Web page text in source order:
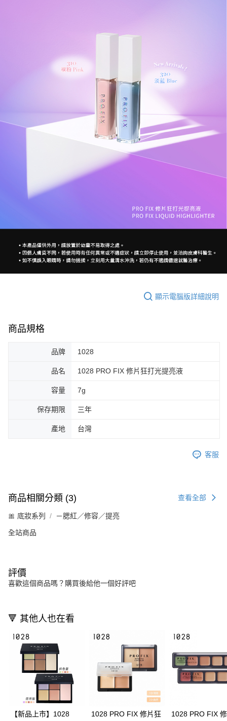
顯示電腦版詳細說明
商品規格
品牌 1028
品名 1028 PRO FIX 修片狂打光提亮液
容量 7g
保存期限 三年
產地 台灣
客服
商品相關分類 (3) 查看全部
🎀 底妝系列 －腮紅／修容／提亮
全站商品
評價
喜歡這個商品嗎？購買後給他一個好評吧
🔻 其他人也在看
【新品上市】1028
1028 PRO FIX 修片狂
1028 PRO FIX